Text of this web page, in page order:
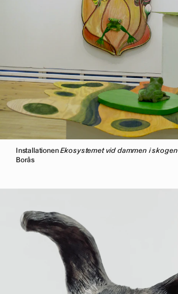
InstallationenEkosystemet vid dammen i skogen
Borås